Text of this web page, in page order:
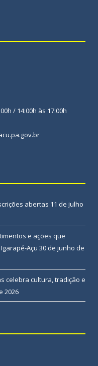
/ 14:00h às 17:00h
abertas 11 de julho
e ações que
Açu 30 de junho de
celebra cultura, tradição e
2026